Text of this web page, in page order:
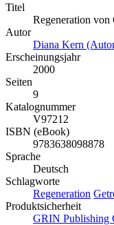
Titel
Regeneration von
Autor
Diana Kern
Erscheinungsjahr
2000
Seiten
9
Katalognummer
V97212
ISBN (eBook)
9783638098878
Sprache
Deutsch
Schlagworte
Regeneration
Produktsicherheit
GRIN Publishing